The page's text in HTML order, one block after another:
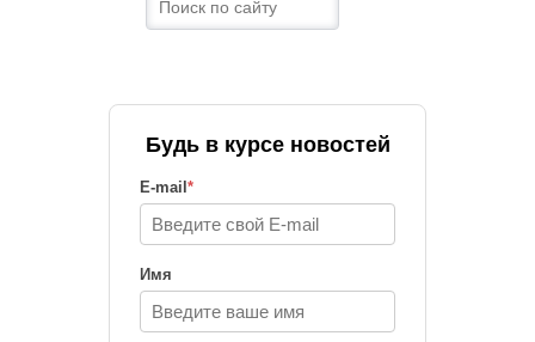
Будь в курсе новостей
E-mail *
Имя